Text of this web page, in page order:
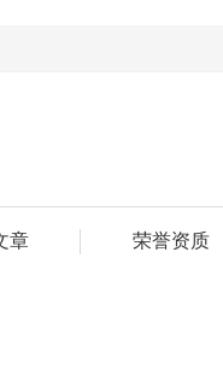
章 荣誉资质